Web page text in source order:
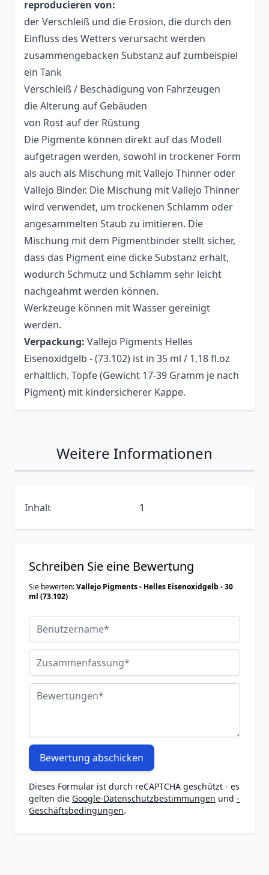
reproducieren von:
der Verschleiß und die Erosion, die durch den
Einfluss des Wetters verursacht werden
zusammengebacken Substanz auf zumbeispiel
ein Tank
Verschleiß / Beschädigung von Fahrzeugen
die Alterung auf Gebäuden
von Rost auf der Rüstung
Die Pigmente können direkt auf das Modell
aufgetragen werden, sowohl in trockener Form
als auch als Mischung mit Vallejo Thinner oder
Vallejo Binder. Die Mischung mit Vallejo Thinner
wird verwendet, um trockenen Schlamm oder
angesammelten Staub zu imitieren. Die
Mischung mit dem Pigmentbinder stellt sicher,
dass das Pigment eine dicke Substanz erhält,
wodurch Schmutz und Schlamm sehr leicht
nachgeahmt werden können.
Werkzeuge können mit Wasser gereinigt
werden.
Verpackung: Vallejo Pigments Helles
Eisenoxidgelb - (73.102) ist in 35 ml / 1,18 fl.oz
erhältlich. Töpfe (Gewicht 17-39 Gramm je nach
Pigment) mit kindersicherer Kappe.
Weitere Informationen
Inhalt 1
Schreiben Sie eine Bewertung
Sie bewerten:Vallejo Pigments - Helles Eisenoxidgelb - 30
ml (73.102)
Benutzername
Zusammenfassung
Bewertungen
Bewertung abschicken
Dieses Formular ist durch reCAPTCHA geschützt - es
gelten die Google-Datenschutzbestimmungen und -
Geschäftsbedingungen.